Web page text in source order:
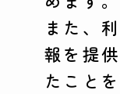
また、
報を提
たこと